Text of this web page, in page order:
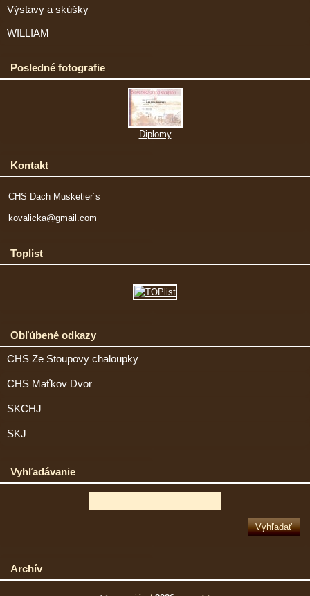
Výstavy a skúšky
WILLIAM
Posledné fotografie
Diplomy
Kontakt
CHS Dach Musketier´s
kovalicka@gmail.com
Toplist
Obľúbené odkazy
CHS Ze Stoupovy chaloupky
CHS Maťkov Dvor
SKCHJ
SKJ
Vyhľadávanie
Archív